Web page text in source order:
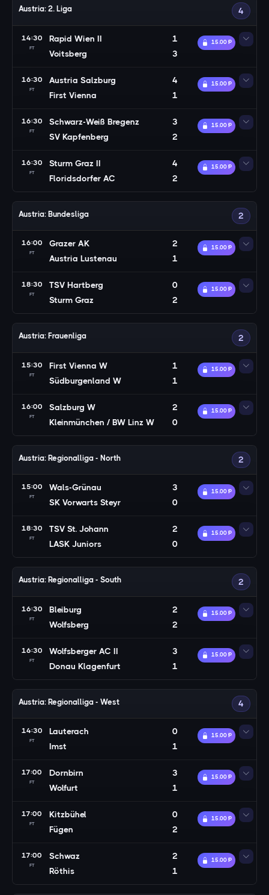
Austria: 2. Liga 4
14:30
FT
Rapid Wien II
1
Voitsberg
3
15.00 Ᵽ
16:30
FT
Austria Salzburg
4
First Vienna
1
15.00 Ᵽ
16:30
FT
Schwarz-Weiß Bregenz
3
SV Kapfenberg
2
15.00 Ᵽ
16:30
FT
Sturm Graz II
4
Floridsdorfer AC
2
15.00 Ᵽ
Austria: Bundesliga 2
16:00
FT
Grazer AK
2
Austria Lustenau
1
15.00 Ᵽ
18:30
FT
TSV Hartberg
0
Sturm Graz
2
15.00 Ᵽ
Austria: Frauenliga 2
15:30
FT
First Vienna W
1
Südburgenland W
1
15.00 Ᵽ
16:00
FT
Salzburg W
2
Kleinmünchen / BW Linz W
0
15.00 Ᵽ
Austria: Regionalliga - North 2
15:00
FT
Wals-Grünau
3
SK Vorwarts Steyr
0
15.00 Ᵽ
18:30
FT
TSV St. Johann
2
LASK Juniors
0
15.00 Ᵽ
Austria: Regionalliga - South 2
16:30
FT
Bleiburg
2
Wolfsberg
2
15.00 Ᵽ
16:30
FT
Wolfsberger AC II
3
Donau Klagenfurt
1
15.00 Ᵽ
Austria: Regionalliga - West 4
14:30
FT
Lauterach
0
Imst
1
15.00 Ᵽ
17:00
FT
Dornbirn
3
Wolfurt
1
15.00 Ᵽ
17:00
FT
Kitzbühel
0
Fügen
2
15.00 Ᵽ
17:00
FT
Schwaz
2
Röthis
1
15.00 Ᵽ